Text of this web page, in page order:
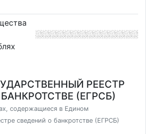
РЕЕСТР
(ЕГРСБ)
содержащиеся в Едином
сведений о банкротстве (ЕГРСБ)